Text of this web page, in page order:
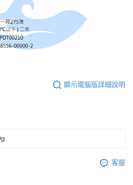
顯示電腦版詳細說明
客服